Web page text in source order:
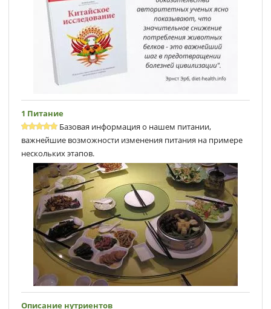
1 Питание
Базовая информация о нашем питании,
важнейшие возможности изменения питания на примере
нескольких этапов.
Описание нутриентов